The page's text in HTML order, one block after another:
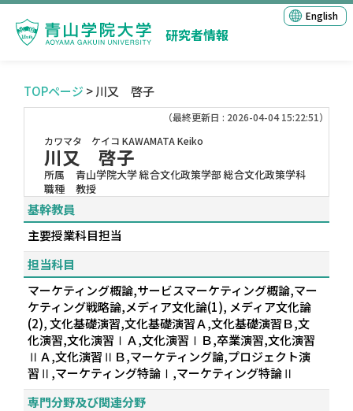
研究者情報
English
TOPページ > 川又 啓子
（最終更新日 : 2026-04-04 15:22:51）
カワマタ ケイコ KAWAMATA Keiko
川又 啓子
所属
青山学院大学 総合文化政策学部 総合文化政策学科
職種
教授
基幹教員
主要授業科目担当
担当科目
マーケティング概論,サービスマーケティング概論,マー
ケティング戦略論,メディア文化論(1), メディア文化論
(2), 文化基礎演習,文化基礎演習Ａ,文化基礎演習Ｂ,文
化演習,文化演習ⅠＡ,文化演習ⅠＢ,卒業演習,文化演習
ⅡＡ,文化演習ⅡＢ,マーケティング論,プロジェクト演
習Ⅱ,マーケティング特論Ⅰ,マーケティング特論Ⅱ
専門分野及び関連分野